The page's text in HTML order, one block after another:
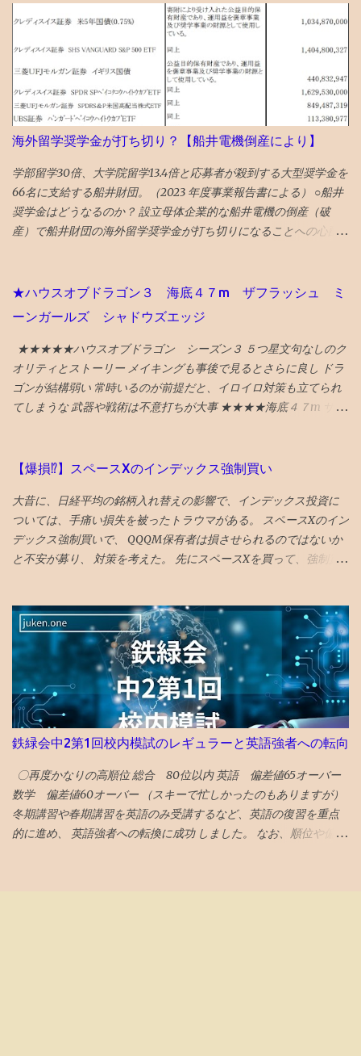
海外留学奨学金が打ち切り？【船井電機倒産により】
学部留学30倍、大学院留学13.4倍と応募者が殺到する大型奨学金を
66名に支給する船井財団。（2023 年度事業報告書による） ○船井
奨学金はどうなるのか？ 設立母体企業的な船井電機の倒産（破
産）で船井財団の海外留学奨学金が打ち切りになることへの心配
受け取っていて、倒産により今後の 寄付金がゼロになると奨学金
支給原資が無くなる のではないか？ ②財団の基金で 船井電機の
株・社債を買っていないか ？ 船井財団のHP を調べてみると、 上
記①に関しては、 財団保有資産が113億円で、年間の利息・分配金
収入が3億円、支出が4億円。年間1億円の赤字ですが、 今後の寄付
金が無くなっても、当面は十分に運営できる基金を財団自らが保
有 しています。 毎年の寄付金受け入れにより運営されている柳井
で、母体企業の倒産による借金返済などに充てることも、（法律
記②に関しては、保有金額大きい順で 米国高配当株ETF、S＆
P500ETF、米5年国債・・・となっており、自社株買いみたいな
個別株に手を出している気配はありません 。 （出典： 船井財団の
HP ） イギリス国債もありますが、米ETFと米国債が中心で、 円安
金融のプロには定番の考えだとは思いますが、タコつぼな運営に
なりがちなイチ公益法人がキチンと実行できているのはガバナン
スに信頼がおけます。 安心して、学業等に励むことができそうで
す。
★ハウスオブドラゴン３ 海底４７m ザフラッシュ ミ
ーンガールズ シャドウズエッジ
★★★★★ハウスオブドラゴン シーズン３ ５つ星文句なしのク
オリティとストーリー メイキングも事後で見るとさらに良し ドラ
ゴンが結構弱い 常時いるのが前提だと、イロイロ対策も立てられ
てしまうな 武器や戦術は不意打ちが大事 ★★★★海底４７m サメ
気もしたが、 最後までエンタメ要素満載で楽しめる ★★★★ザ・
せない運命が哀しい ★ボーイキルズワールド ポイントが余ってい
たので４００P使ってしまったが、駄作 星４つにつられてみてしま
ったが、失敗した。 ★★★★ミーンガールズ 条件が整えば、誰も
が、意地悪になる可能性はある あからさまな敵を作りすぎるのも
★★★★アンチャーテッド なんか昔見たことあるので、２回目だ
とワクワク感が薄れてる ★★★スチュアート・宇宙救出失敗の法
則 ビックバンセオリーのスピンオフコメディ ビックバンセオリー
はある程度見ておいた方が楽しめる 「中島淳」 面白い話と、よく
わからない話が混在している短編集 李陵など中国の古典を題材に
し運命に逆らえない人の姿を描いたのが面白め
【爆損⁉︎】スペースXのインデックス強制買い
大昔に、日経平均の銘柄入れ替えの影響で、インデックス投資に
ついては、手痛い損失を被ったトラウマがある。 スペースXのイン
デックス強制買いで、 QQQM保有者は損させられるのではないか
と不安が募り、 対策を考えた。 先にスペースXを買って、強制買
ことにした とりあえず、税金も手数料も払わずにすむのが、心理
的に銘柄入れ替えにやさしい し、上昇の見込みも薄いので。 が、
６％ぐらいの高配当株なので、全売却の勇気もない。NISAだし。
VTIとラッセル1000は6月1９日 オルカンは6月2６日 ナスダック
100は7月6日 に強制買いが起きると思われる 今３％の浮動株が
６％になるロックアップ解除の90日以内には、半分は売り 浮動株
２０％になるロックアップ解除の180日以内には、全部売ることと
する 次の日思い直す。やっぱりナスダック１００の強制買いの日
に全売却しよう。 引けの３０分の前に１割。３０分の前半後半で
各４割。ひけなりで１割。 がいいと、AIがアドバイスしてくる。
その後、高値掴みした株価は低迷、 指数買い第一波VTIの6月19日
に気持ち持ち直し気味とも言えなくないが、 さらに下落してい
鉄緑会中2第1回校内模試のレギュラーと英語強者への転向
〇再度かなりの高順位 総合 80位以内 英語 偏差値65オーバー
数学 偏差値60オーバー （スキーで忙しかったのもありますが）
冬期講習や春期講習を英語のみ受講するなど、英語の復習を重点
的に進め、 英語強者への転換に成功 しました。 なお、順位や偏差